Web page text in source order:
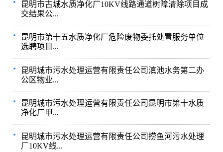
昆明市古城水质净化厂10KV线路通道树障清除项目成
交结果公...
昆明市第十五水质净化厂危险废物委托处置服务单位
选聘项目...
昆明城市污水处理运营有限责任公司滇池水务第二办
公区物业...
昆明城市污水处理运营有限责任公司昆明市第十水质
净化厂甲...
昆明城市污水处理运营有限责任公司捞鱼河污水处理
厂10KV线...